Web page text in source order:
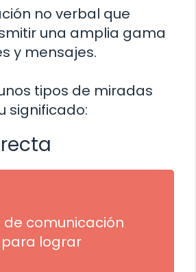
no verbal que
una amplia gama
y mensajes.
tipos de miradas
significado:
de comunicación
lograr